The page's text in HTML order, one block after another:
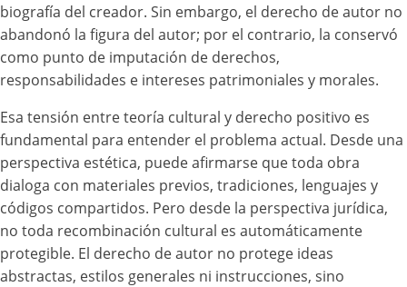
biografía del creador. Sin embargo, el derecho de autor no
abandonó la figura del autor; por el contrario, la conservó
como punto de imputación de derechos,
responsabilidades e intereses patrimoniales y morales.
Esa tensión entre teoría cultural y derecho positivo es
fundamental para entender el problema actual. Desde una
perspectiva estética, puede afirmarse que toda obra
dialoga con materiales previos, tradiciones, lenguajes y
códigos compartidos. Pero desde la perspectiva jurídica,
no toda recombinación cultural es automáticamente
protegible. El derecho de autor no protege ideas
abstractas, estilos generales ni instrucciones, sino